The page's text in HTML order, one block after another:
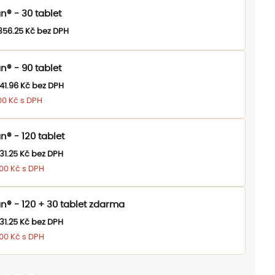
- 30 tablet
Kčbez DPH
- 90 tablet
Kčbez DPH
Kč s DPH
- 120 tablet
Kčbez DPH
Kč s DPH
- 120 + 30 tablet zdarma
Kčbez DPH
Kč s DPH